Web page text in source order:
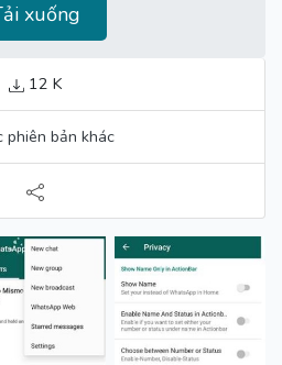
xuống
12 K
phiên bản khác